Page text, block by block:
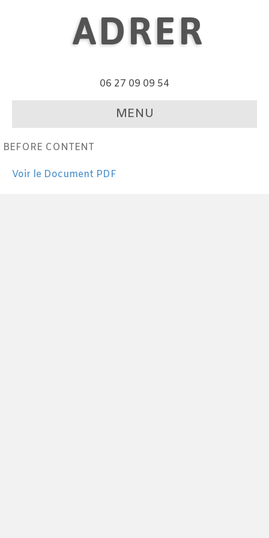
ADRER
06 27 09 09 54
MENU
BEFORE CONTENT
Voir le Document PDF